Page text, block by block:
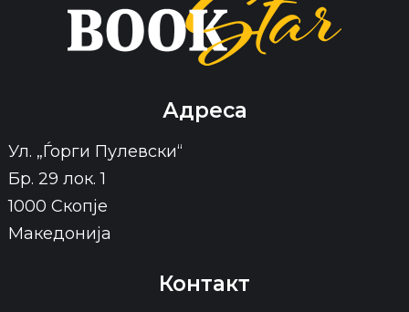
Адреса
Ул. „Ѓорги Пулевски“
Бр. 29 лок. 1
1000 Скопје
Македонија
Контакт